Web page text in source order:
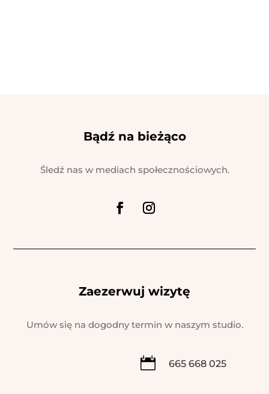
Bądź na bieżąco
Śledź nas w mediach społecznościowych.
Zaezerwuj wizytę
Umów się na dogodny termin w naszym studio.
 665 668 025